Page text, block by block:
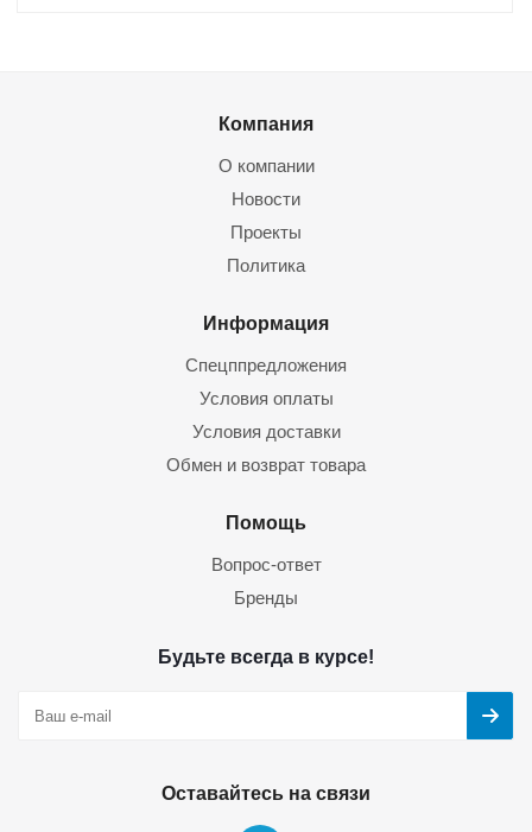
Компания
О компании
Новости
Проекты
Политика
Информация
Спецппредложения
Условия оплаты
Условия доставки
Обмен и возврат товара
Помощь
Вопрос-ответ
Бренды
Будьте всегда в курсе!
Оставайтесь на связи